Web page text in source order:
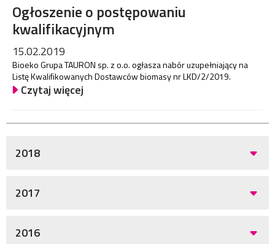
Ogłoszenie o postępowaniu
kwalifikacyjnym
15.02.2019
Bioeko Grupa TAURON sp. z o.o. ogłasza nabór uzupełniający na
Listę Kwalifikowanych Dostawców biomasy nr LKD/2/2019.
Czytaj więcej
2018
2017
2016